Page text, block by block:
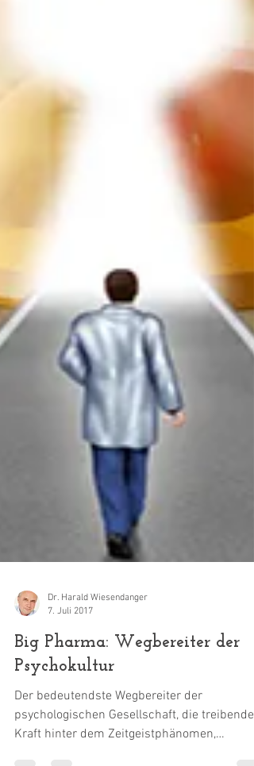
Dr. Harald Wiesendanger
7. Juli 2017
Big Pharma: Wegbereiter der
Psychokultur
Der bedeutendste Wegbereiter der